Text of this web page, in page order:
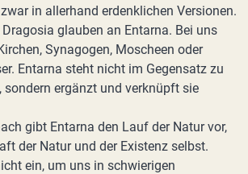
in allerhand erdenklichen Versionen.
glauben an Entarna. Bei uns
Synagogen, Moscheen oder
Entarna steht nicht im Gegensatz zu
sondern ergänzt und verknüpft sie
gibt Entarna den Lauf der Natur vor,
der Natur und der Existenz selbst.
ein, um uns in schwierigen